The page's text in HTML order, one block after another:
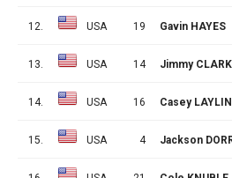
12. USA 19 Gavin HAYES
13. USA 14 Jimmy CLARK
14. USA 16 Casey LAYLIN
15. USA 4 Jackson